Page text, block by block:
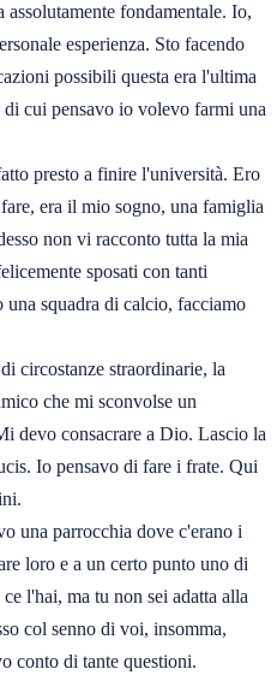
assolutamente fondamentale. Io,
esperienza. Sto facendo
possibili questa era l'ultima
di cui pensavo io volevo farmi una
presto a finire l'università. Ero
era il mio sogno, una famiglia
non vi racconto tutta la mia
sposati con tanti
squadra di calcio, facciamo
circostanze straordinarie, la
che mi sconvolse un
devo consacrare a Dio. Lascio la
Io pensavo di fare i frate. Qui
una parrocchia dove c'erano i
loro e a un certo punto uno di
l'hai, ma tu non sei adatta alla
col senno di voi, insomma,
conto di tante questioni.